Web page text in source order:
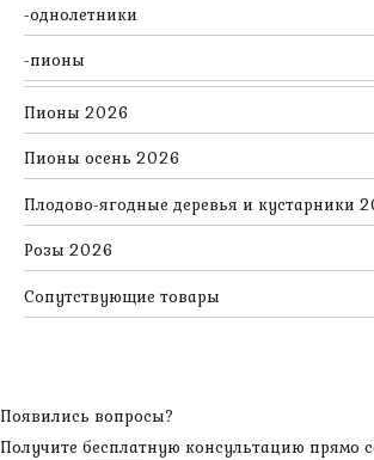
однолетники
пионы
Пионы 2026
Пионы осень 2026
Плодово-ягодные деревья и кустарники
Розы 2026
Сопутствующие товары
Появились вопросы?
Получите бесплатную консультацию прямо